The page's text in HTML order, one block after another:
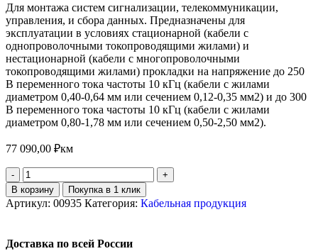
Для монтажа систем сигнализации, телекоммуникации,
управления, и сбора данных. Предназначены для
эксплуатации в условиях стационарной (кабели с
однопроволочными токопроводящими жилами) и
нестационарной (кабели с многопроволочными
токопроводящими жилами) прокладки на напряжение до 250
В переменного тока частоты 10 кГц (кабели с жилами
диаметром 0,40-0,64 мм или сечением 0,12-0,35 мм2) и до 300
В переменного тока частоты 10 кГц (кабели с жилами
диаметром 0,80-1,78 мм или сечением 0,50-2,50 мм2).
77 090,00 ₽км
В корзину Покупка в 1 клик
Артикул: 00935 Категория: Кабельная продукция
Доставка по всей России